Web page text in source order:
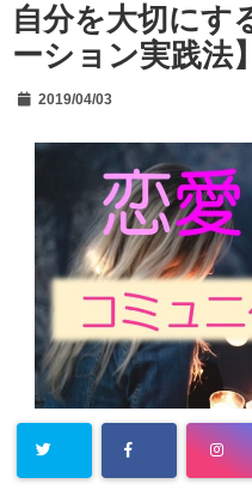
自分を大切にす
ーション実践法
2019/04/03